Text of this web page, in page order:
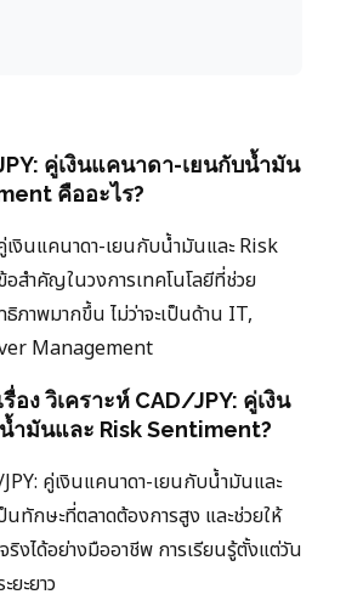
คู่เงินแคนาดา-เยนกับน้ำมัน
คืออะไร?
คู่เงินแคนาดา-เยนกับน้ำมันและ Risk
สำคัญในวงการเทคโนโลยีที่ช่วย
ภาพมากขึ้น ไม่ว่าจะเป็นด้าน IT,
Management
อง วิเคราะห์ CAD/JPY: คู่เงิน
ำมันและ Risk Sentiment?
JPY: คู่เงินแคนาดา-เยนกับน้ำมันและ
ทักษะที่ตลาดต้องการสูง และช่วยให้
ได้อย่างมืออาชีพ การเรียนรู้ตั้งแต่วัน
ยะยาว